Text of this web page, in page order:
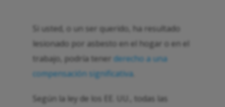
Si usted, o un ser querido, ha resultado
lesionado por asbesto en el hogar o en el
trabajo, podría tener derecho a una
compensación significativa.
Según la ley de los EE. UU., todas las